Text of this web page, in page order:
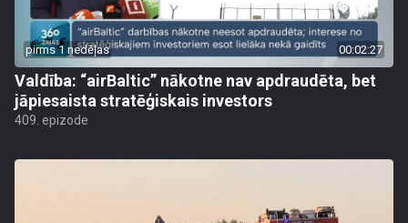
pirms 1 nedēļas 00:02:27
Valdība: “airBaltic” nākotne nav apdraudēta, bet
jāpiesaista stratēģiskais investors
409. epizode